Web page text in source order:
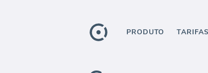
PRODUTO TARIFAS